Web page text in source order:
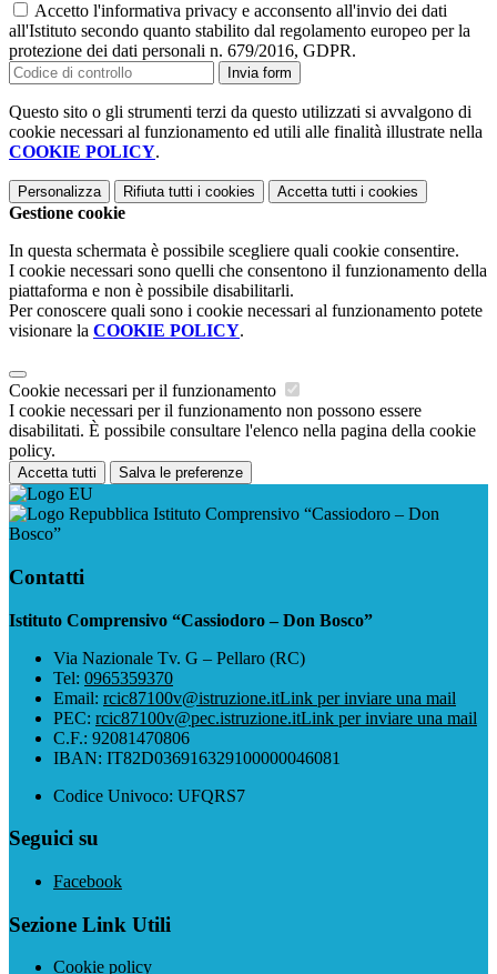
Accetto l'informativa privacy e acconsento all'invio dei dati
all'Istituto secondo quanto stabilito dal regolamento europeo per la
protezione dei dati personali n. 679/2016, GDPR.
Invia form
Questo sito o gli strumenti terzi da questo utilizzati si avvalgono di
cookie necessari al funzionamento ed utili alle finalità illustrate nella
COOKIE POLICY.
Personalizza Rifiuta tutti i cookies Accetta tutti i cookies
Gestione cookie
In questa schermata è possibile scegliere quali cookie consentire.
I cookie necessari sono quelli che consentono il funzionamento della
piattaforma e non è possibile disabilitarli.
Per conoscere quali sono i cookie necessari al funzionamento potete
visionare la COOKIE POLICY.
Cookie necessari per il funzionamento
I cookie necessari per il funzionamento non possono essere
disabilitati. È possibile consultare l'elenco nella pagina della cookie
policy.
Accetta tutti Salva le preferenze
Istituto Comprensivo “Cassiodoro – Don
Bosco”
Contatti
Istituto Comprensivo “Cassiodoro – Don Bosco”
Via Nazionale Tv. G – Pellaro (RC)
Tel: 0965359370
Email: rcic87100v@istruzione.itLink per inviare una mail
PEC: rcic87100v@pec.istruzione.itLink per inviare una mail
C.F.: 92081470806
IBAN: IT82D036916329100000046081
Codice Univoco: UFQRS7
Seguici su
Facebook
Sezione Link Utili
Cookie policy